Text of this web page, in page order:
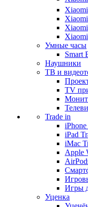
Умные часы
Smart
Наушники
ТВ и
TV
Trade in
iPad
iMac
Apple
Игры
Уценка